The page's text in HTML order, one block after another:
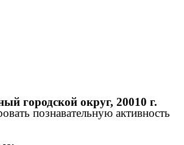
городской округ, 20010 г.
познавательную активность